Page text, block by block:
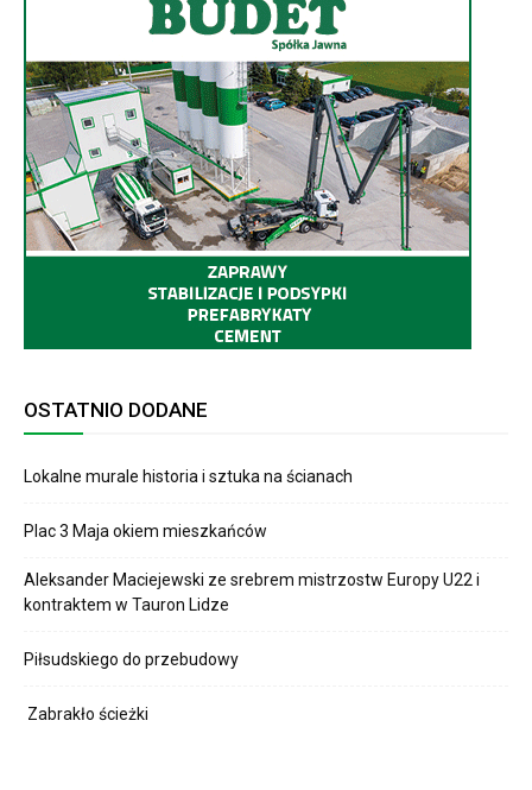
OSTATNIO DODANE
Lokalne murale historia i sztuka na ścianach
Plac 3 Maja okiem mieszkańców
Aleksander Maciejewski ze srebrem mistrzostw Europy U22 i
kontraktem w Tauron Lidze
Piłsudskiego do przebudowy
Zabrakło ścieżki